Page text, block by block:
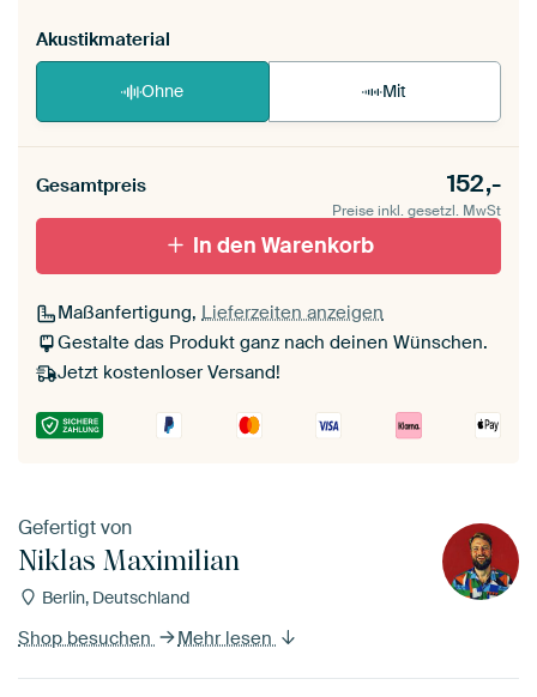
Akustikmaterial
Ohne Mit
Gesamtpreis 152,-
Preise inkl. gesetzl. MwSt
In den Warenkorb
Maßanfertigung, Lieferzeiten anzeigen
Gestalte das Produkt ganz nach deinen Wünschen.
Jetzt kostenloser Versand!
Gefertigt von
Niklas Maximilian
Berlin, Deutschland
Shop besuchen Mehr lesen